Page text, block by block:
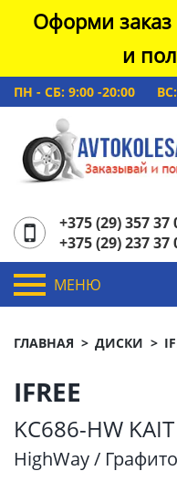
Оформи заказ
и
ПН - СБ: 9:00 -20:00
+375 (29) 357 37
+375 (29) 237 37
МЕНЮ
ГЛАВНАЯ ДИСКИ
IFREE
KC686-HW KAIT
HighWay /